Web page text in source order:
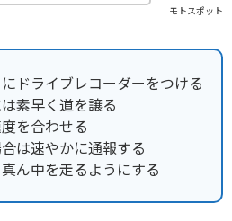
モトスポット
ドライブレコーダーをつける
素早く道を譲る
を合わせる
は速やかに通報する
ん中を走るようにする